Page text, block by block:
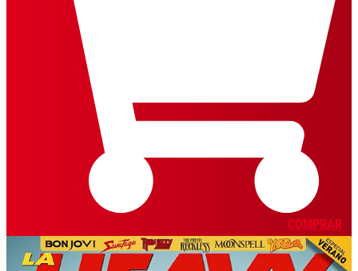
COMPRAR